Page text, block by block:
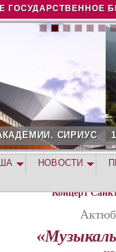
ГОСУДАРСТВЕННОЕ
АВГУСТА. КОНЦЕРТ
Концерт
НОВОСТИ